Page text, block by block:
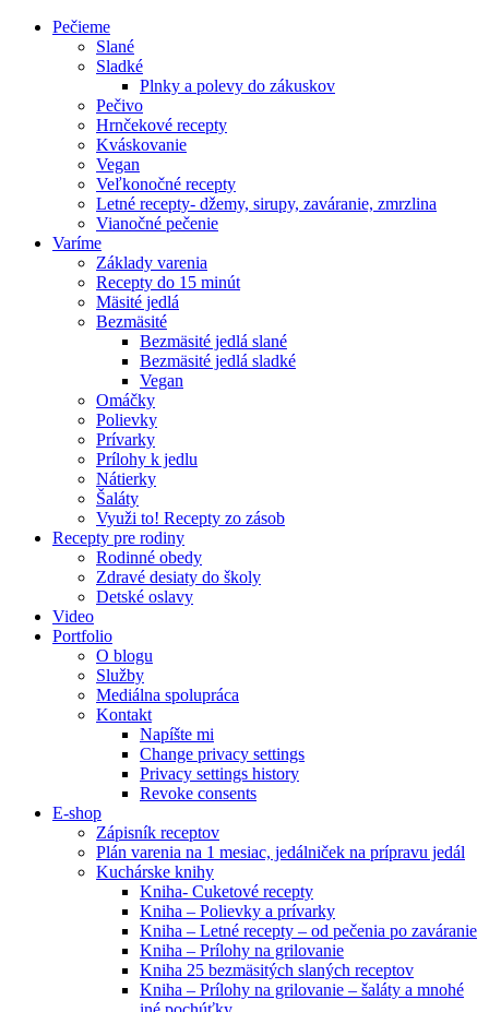
Pečieme
Slané
Sladké
Plnky a polevy do zákuskov
Pečivo
Hrnčekové recepty
Kváskovanie
Vegan
Veľkonočné recepty
Letné recepty- džemy, sirupy, zaváranie, zmrzlina
Vianočné pečenie
Varíme
Základy varenia
Recepty do 15 minút
Mäsité jedlá
Bezmäsité
Bezmäsité jedlá slané
Bezmäsité jedlá sladké
Vegan
Omáčky
Polievky
Prívarky
Prílohy k jedlu
Nátierky
Šaláty
Využi to! Recepty zo zásob
Recepty pre rodiny
Rodinné obedy
Zdravé desiaty do školy
Detské oslavy
Video
Portfolio
O blogu
Služby
Mediálna spolupráca
Kontakt
Napíšte mi
Change privacy settings
Privacy settings history
Revoke consents
E-shop
Zápisník receptov
Plán varenia na 1 mesiac, jedálniček na prípravu jedál
Kuchárske knihy
Kniha- Cuketové recepty
Kniha – Polievky a prívarky
Kniha – Letné recepty – od pečenia po zaváranie
Kniha – Prílohy na grilovanie
Kniha 25 bezmäsitých slaných receptov
Kniha – Prílohy na grilovanie – šaláty a mnohé